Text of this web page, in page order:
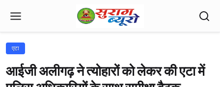
एटा
आईजी अलीगढ़ ने त्योहारों को लेकर की एटा में